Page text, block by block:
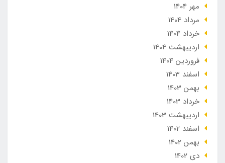
مهر 1404
مرداد 1404
خرداد 1404
ارديبهشت 1404
فروردین 1404
اسفند 1403
بهمن 1403
خرداد 1403
ارديبهشت 1403
اسفند 1402
بهمن 1402
دی 1402